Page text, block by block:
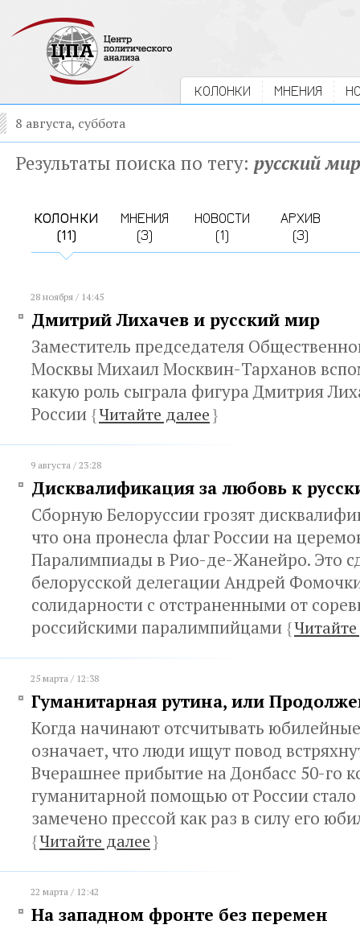
КОЛОНКИ МНЕНИЯ
8 августа, суббота
Результаты поиска по тегу: русский мир
КОЛОНКИ
(11)
МНЕНИЯ
(3)
НОВОСТИ
(1)
АРХИВ
(3)
28 ноября / 14:45
Дмитрий Лихачев и русский мир
Заместитель председателя
Москвы Михаил Москвин-Тарханов
какую роль сыграла фигура Дмитрия
России {Читайте далее}
9 августа / 23:28
Дисквалификация за любовь к
Сборную Белоруссии грозят
что она пронесла флаг России на
Паралимпиады в Рио-де-Жанейро. Это
белорусской делегации Андрей
солидарности с отстраненными от
российскими паралимпийцами {
25 марта / 12:38
Гуманитарная рутина, или
Когда начинают отсчитывать
означает, что люди ищут повод
Вчерашнее прибытие на Донбасс 50-го
гуманитарной помощью от России
замечено прессой как раз в силу его
{Читайте далее}
22 марта / 12:42
На западном фронте без перемен